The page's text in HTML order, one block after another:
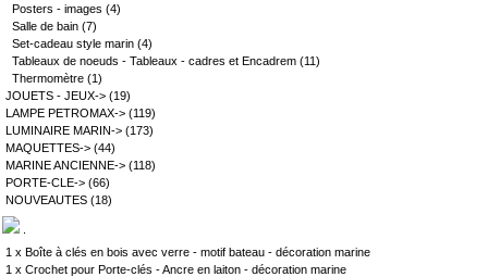
Posters - images (4)
Salle de bain (7)
Set-cadeau style marin (4)
Tableaux de noeuds - Tableaux - cadres et Encadrem (11)
Thermomètre (1)
JOUETS - JEUX-> (19)
LAMPE PETROMAX-> (119)
LUMINAIRE MARIN-> (173)
MAQUETTES-> (44)
MARINE ANCIENNE-> (118)
PORTE-CLE-> (66)
NOUVEAUTES (18)
1 x Boîte à clés en bois avec verre - motif bateau - décoration marine
1 x Crochet pour Porte-clés - Ancre en laiton - décoration marine